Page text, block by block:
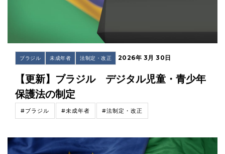
ブラジル 未成年者 法制定・改正 2026年 3月 30日
【更新】ブラジル デジタル児童・青少年
保護法の制定
#ブラジル #未成年者 #法制定・改正